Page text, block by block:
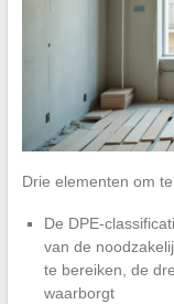
Drie elementen om
De DPE-
van de
te bereiken, de
waarborgt